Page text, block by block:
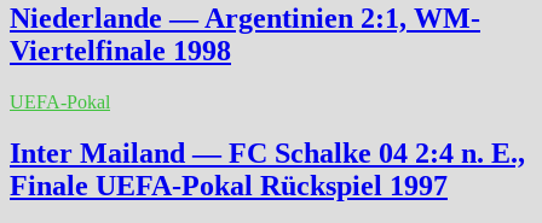
Niederlande — Argentinien 2:1, WM-
Viertelfinale 1998
UEFA-Pokal
Inter Mailand — FC Schalke 04 2:4 n. E.,
Finale UEFA-Pokal Rückspiel 1997